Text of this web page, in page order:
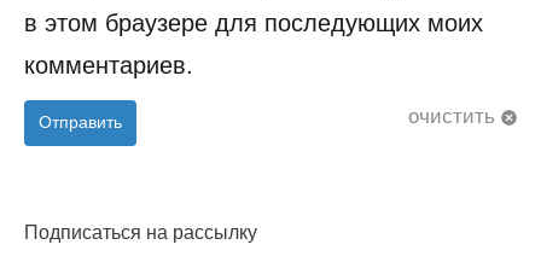
в этом браузере для последующих моих
комментариев.
очистить
Отправить
Подписаться на рассылку